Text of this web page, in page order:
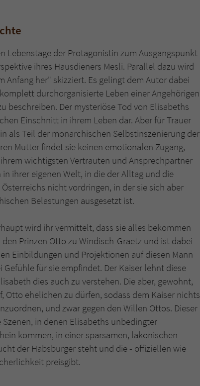
Lebenstage der Protagonistin zum Ausgangspunkt
ihres Hausdieners Mesli. Parallel dazu wird
Anfang her" skizziert. Es gelingt dem Autor dabei
durchorganisierte Leben einer Angehörigen
beschreiben. Der mysteriöse Tod von Elisabeths
Einschnitt in ihrem Leben dar. Aber für Trauer
als Teil der monarchischen Selbstinszenierung der
Mutter findet sie keinen emotionalen Zugang,
wichtigsten Vertrauten und Ansprechpartner
ihrer eigenen Welt, in die der Alltag und die
nicht vordringen, in der sie sich aber
Belastungen ausgesetzt ist.
wird ihr vermittelt, dass sie alles bekommen
Prinzen Otto zu Windisch-Graetz und ist dabei
Einbildungen und Projektionen auf diesen Mann
für sie empfindet. Der Kaiser lehnt diese
dies auch zu verstehen. Die aber, gewohnt,
ehelichen zu dürfen, sodass dem Kaiser nichts
und zwar gegen den Willen Ottos. Dieser
in denen Elisabeths unbedingter
kommen, in einer sparsamen, lakonischen
der Habsburger steht und die - offiziellen wie
preisgibt.